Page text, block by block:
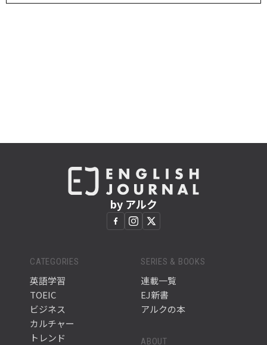
by アルク
CATEGORIES
英語学習
TOEIC
ビジネス
カルチャー
トレンド
SERIES & BOOKS
連載一覧
EJ新書
アルクの本
ABOUT